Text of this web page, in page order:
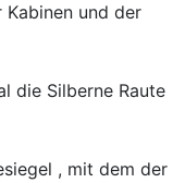
und der
die Silberne Raute
, mit dem der